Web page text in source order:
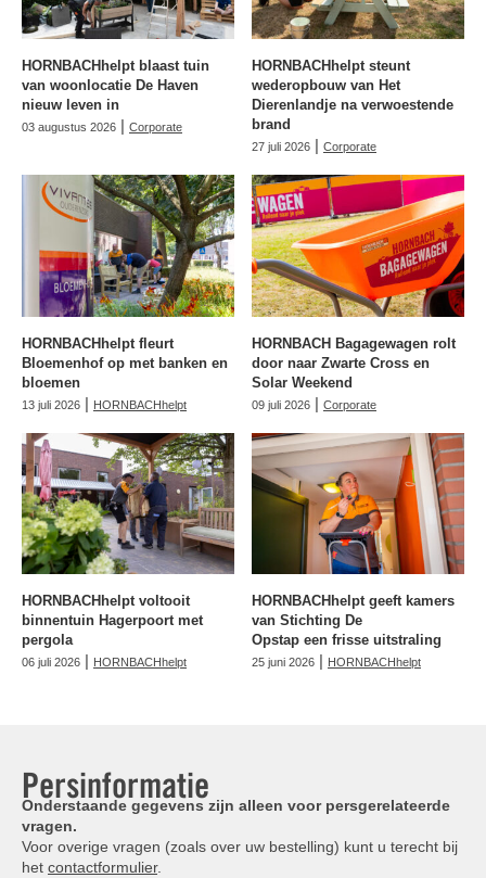
HORNBACHhelpt blaast tuin
van woonlocatie De Haven
nieuw leven in
03 augustus 2026 | Corporate
HORNBACHhelpt steunt
wederopbouw van Het
Dierenlandje na verwoestende
brand
27 juli 2026 | Corporate
HORNBACHhelpt fleurt
Bloemenhof op met banken en
bloemen
13 juli 2026 | HORNBACHhelpt
HORNBACH Bagagewagen rolt
door naar Zwarte Cross en
Solar Weekend
09 juli 2026 | Corporate
HORNBACHhelpt voltooit
binnentuin Hagerpoort met
pergola
06 juli 2026 | HORNBACHhelpt
HORNBACHhelpt geeft kamers
van Stichting De
Opstap een frisse uitstraling
25 juni 2026 | HORNBACHhelpt
Persinformatie
Onderstaande gegevens zijn alleen voor persgerelateerde
vragen.
Voor overige vragen (zoals over uw bestelling) kunt u terecht bij
het contactformulier.